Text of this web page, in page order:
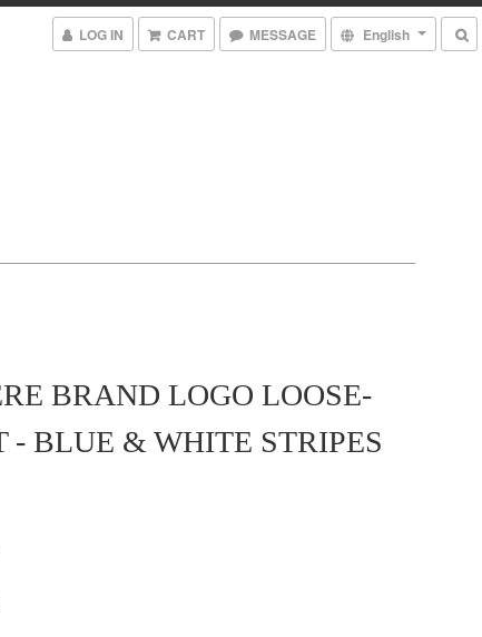
LOG IN CART MESSAGE English
BRAND LOGO LOOSE-
- BLUE & WHITE STRIPES